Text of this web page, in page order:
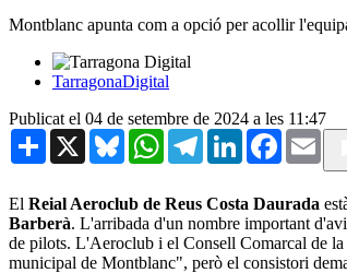
Montblanc apunta com a opció per acollir
TarragonaDigital
Publicat el 04 de setembre de 2024 a les 11:47
Share X BlueskyWhatsAppTelegramLinkedInFacebook
El Reial Aeroclub de Reus Costa Daurada
Barberà. L'arribada d'un nombre important
de pilots. L'Aeroclub i el Consell Comarcal de
municipal de Montblanc", però el consistori